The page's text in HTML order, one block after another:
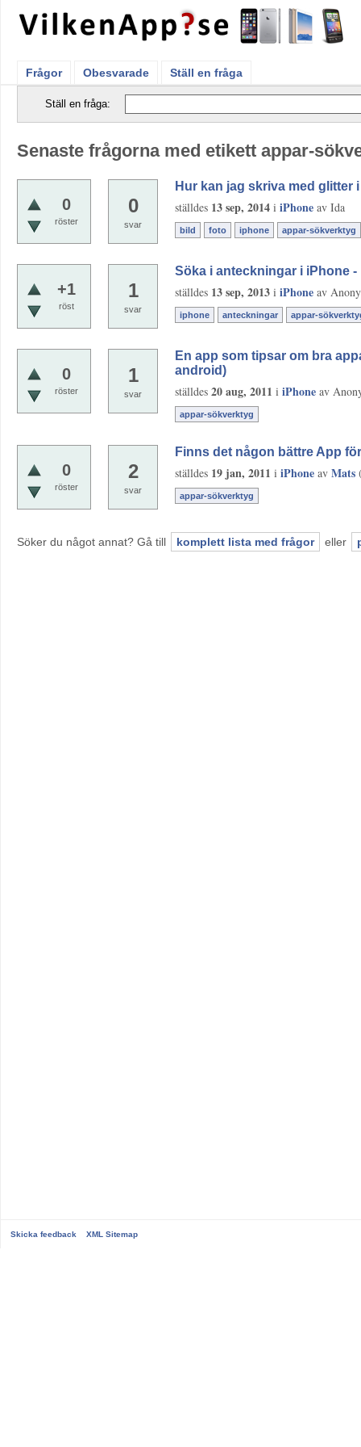
Frågor Obesvarade Ställ en fråga
Ställ en fråga:
Senaste frågorna med etikett appar-
0
röster
0
svar
Hur kan jag skriva med glitter
ställdes 13 sep, 2014 i iPhone av Ida
bild foto iphone appar-sökverktyg
+1
röst
1
svar
Söka i anteckningar i iPhone
ställdes 13 sep, 2013 i iPhone av
iphone anteckningar appar-
0
röster
1
svar
En app som tipsar om bra
android)
ställdes 20 aug, 2011 i iPhone av
appar-sökverktyg
0
röster
2
svar
Finns det någon bättre App
ställdes 19 jan, 2011 i iPhone av Mats
appar-sökverktyg
Söker du något annat? Gå till komplett lista med frågor eller
Skicka feedback XML Sitemap